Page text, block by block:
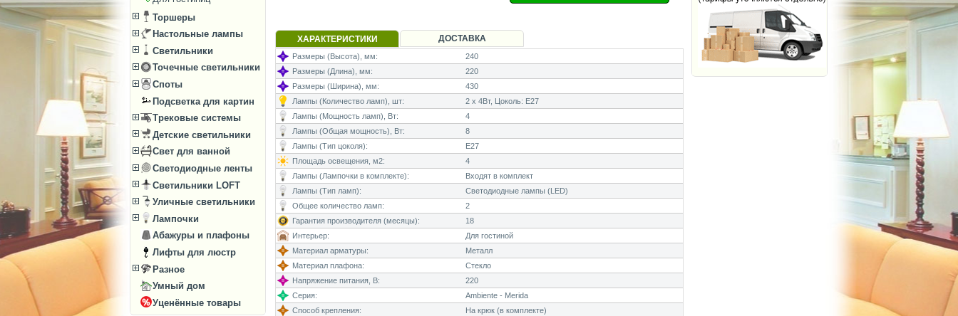
Торшеры
Настольные лампы
Светильники
Точечные светильники
Споты
Подсветка для картин
Трековые системы
Детские светильники
Свет для ванной
Светодиодные ленты
Светильники LOFT
Уличные светильники
Лампочки
Абажуры и плафоны
Лифты для люстр
Разное
Умный дом
Уценённые товары
ХАРАКТЕРИСТИКИ ДОСТАВКА
Размеры (Высота), мм:
240
Размеры (Длина), мм:
220
Размеры (Ширина), мм:
430
Лампы (Количество ламп), шт:
2 x 4Вт, Цоколь: E27
Лампы (Мощность ламп), Вт:
4
Лампы (Общая мощность), Вт:
8
Лампы (Тип цоколя):
E27
Площадь освещения, м2:
4
Лампы (Лампочки в комплекте):
Входят в комплект
Лампы (Тип ламп):
Светодиодные лампы (LED)
Общее количество ламп:
2
Гарантия производителя (месяцы):
18
Интерьер:
Для гостиной
Материал арматуры:
Металл
Материал плафона:
Стекло
Напряжение питания, В:
220
Серия:
Ambiente - Merida
Способ крепления:
На крюк (в комплекте)